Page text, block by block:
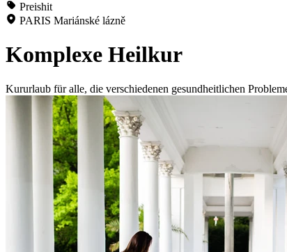
Preishit
PARIS Mariánské lázně
Komplexe Heilkur
Kururlaub für alle, die verschiedenen gesundheitlichen